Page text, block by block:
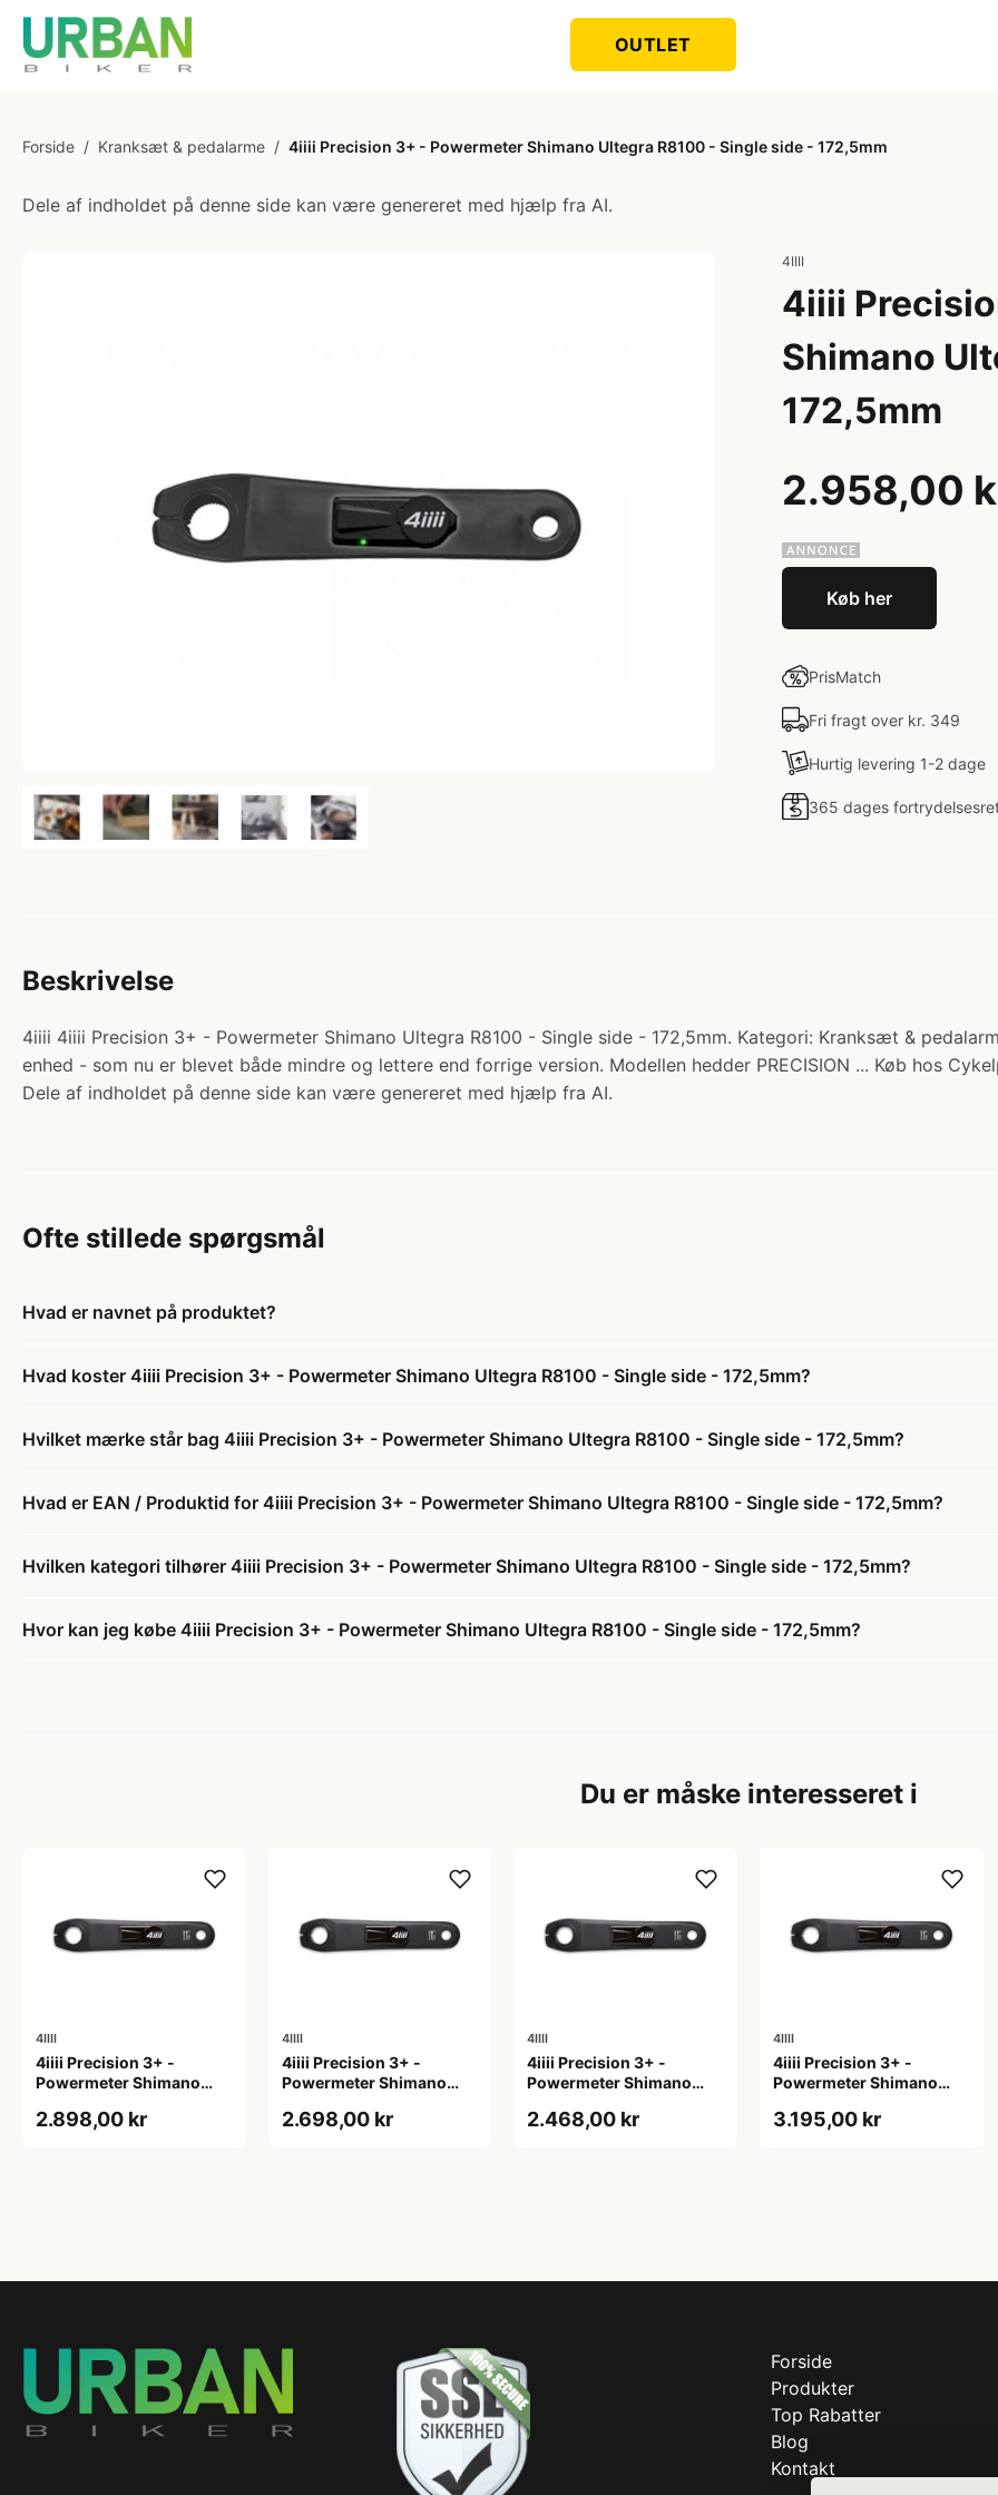
OUTLET
Forside / Kranksæt & pedalarme / 4iiii Precision 3+ - Powermeter Shimano Ultegra R8100 - Single side - 172,5mm
Dele af indholdet på denne side kan være genereret med hjælp fra AI.
4IIII
4iiii
Shimano
172,5mm
2.958,00
Køb her
PrisMatch
Fri fragt over kr. 349
Hurtig levering 1-2 dage
365 dages
Beskrivelse
4iiii 4iiii Precision 3+ - Powermeter Shimano Ultegra R8100 - Single side - 172,5mm. Kategori: Kranksæt &
enhed - som nu er blevet både mindre og lettere end forrige version. Modellen hedder PRECISION ... Køb hos
Dele af indholdet på denne side kan være genereret med hjælp fra AI.
Ofte stillede spørgsmål
Hvad er navnet på produktet?
Hvad koster 4iiii Precision 3+ - Powermeter Shimano Ultegra R8100 - Single side - 172,5mm?
Hvilket mærke står bag 4iiii Precision 3+ - Powermeter Shimano Ultegra R8100 - Single side - 172,5mm?
Hvad er EAN / Produktid for 4iiii Precision 3+ - Powermeter Shimano Ultegra R8100 - Single side - 172,5mm?
Hvilken kategori tilhører 4iiii Precision 3+ - Powermeter Shimano Ultegra R8100 - Single side - 172,5mm?
Hvor kan jeg købe 4iiii Precision 3+ - Powermeter Shimano Ultegra R8100 - Single side - 172,5mm?
Du er måske interesseret i
4IIII
4iiii Precision 3+ -
Powermeter Shimano
165mm
2.898,00 kr
4IIII
4iiii Precision 3+ -
Powermeter Shimano
170mm
2.698,00 kr
4IIII
4iiii Precision 3+ -
Powermeter Shimano
172,5mm
2.468,00 kr
4IIII
4iiii Precision 3+ -
Powermeter Shimano
175mm
3.195,00 kr
Forside
Produkter
Top Rabatter
Blog
Kontakt